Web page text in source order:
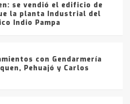
se vendió el edificio de
la planta Industrial del
Indio Pampa
con Gendarmería
Pehuajó y Carlos